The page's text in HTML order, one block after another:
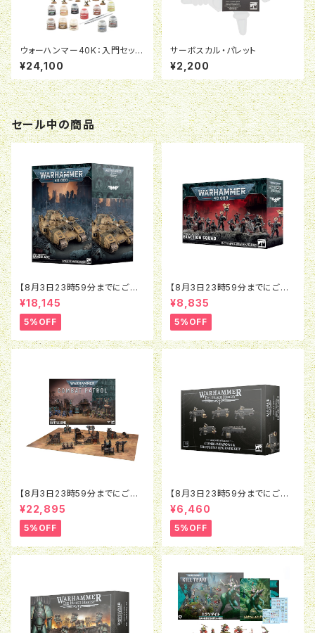
ウォーハンマー40K：入門セッ
ト：オルク（日本語版）
¥24,100
サーボスカル・パレット
¥2,200
セール中の商品
【8月3日23時59分までにご予
約で5％OFF】ウォーハンマー4
0K：アストラ・ミリタルム：ベイン
ブレイド
¥18,145
5%OFF
【8月3日23時59分までにご予
約で5％OFF】ウォーハンマー4
0K：インペリアル・エージェン
ト：エグザクション・スカッド
¥8,835
5%OFF
【8月3日23時59分までにご予
約で5％OFF】ウォーハンマー4
0K：コンバットパトロール：バト
ルゾーン
¥22,895
5%OFF
【8月3日23時59分までにご予
約で5％OFF】ホルスヘレシー：
レギオネス・アスタルテス：コン
ビウェポン＆ショットガン アップ
グレード
¥6,460
5%OFF